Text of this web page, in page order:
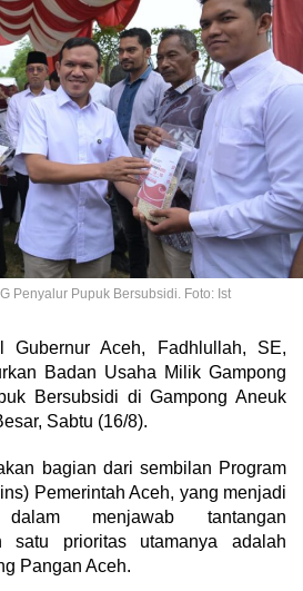
Penyalur Pupuk Bersubsidi. Foto: Ist
Aceh, Fadhlullah, SE,
Badan Usaha Milik Gampong
Bersubsidi di Gampong Aneuk
Sabtu (16/8).
bagian dari sembilan Program
Pemerintah Aceh, yang menjadi
menjawab tantangan
satu prioritas utamanya adalah
Pangan Aceh.